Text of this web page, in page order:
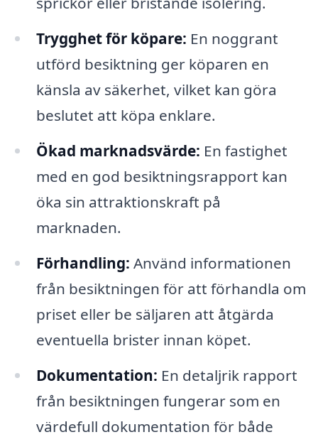
Trygghet för köpare: En noggrant
utförd besiktning ger köparen en
känsla av säkerhet, vilket kan göra
beslutet att köpa enklare.
Ökad marknadsvärde: En fastighet
med en god besiktningsrapport kan
öka sin attraktionskraft på
marknaden.
Förhandling: Använd informationen
från besiktningen för att förhandla om
priset eller be säljaren att åtgärda
eventuella brister innan köpet.
Dokumentation: En detaljrik rapport
från besiktningen fungerar som en
värdefull dokumentation för både